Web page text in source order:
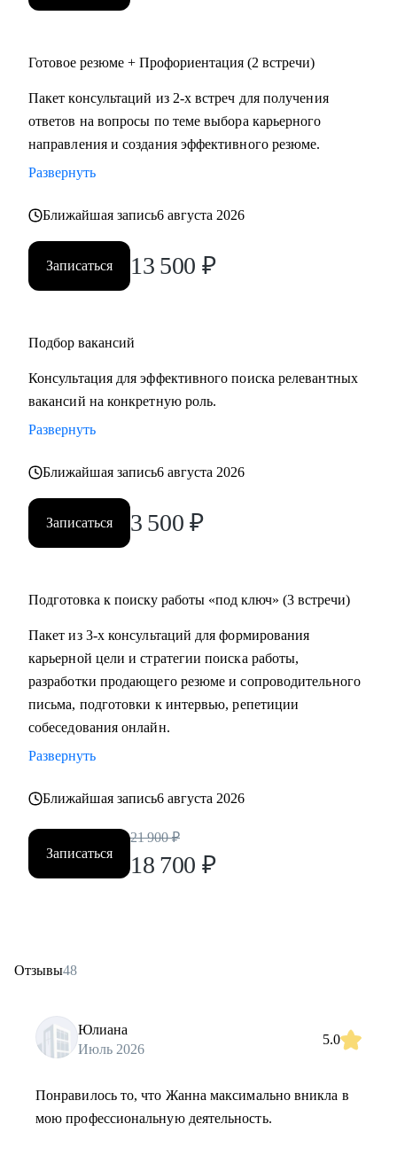
Готовое резюме + Профориентация (2 встречи)
Пакет консультаций из 2-х встреч для получения
ответов на вопросы по теме выбора карьерного
направления и создания эффективного резюме.
Развернуть
Ближайшая запись6 августа 2026
Записаться 13 500 ₽
Подбор вакансий
Консультация для эффективного поиска релевантных
вакансий на конкретную роль.
Развернуть
Ближайшая запись6 августа 2026
Записаться 3 500 ₽
Подготовка к поиску работы «под ключ» (3 встречи)
Пакет из 3-х консультаций для формирования
карьерной цели и стратегии поиска работы,
разработки продающего резюме и сопроводительного
письма, подготовки к интервью, репетиции
собеседования онлайн.
Развернуть
Ближайшая запись6 августа 2026
Записаться
21 900 ₽
18 700 ₽
Отзывы48
Юлиана
Июль 2026
5.0
Понравилось то, что Жанна максимально вникла в
мою профессиональную деятельность.